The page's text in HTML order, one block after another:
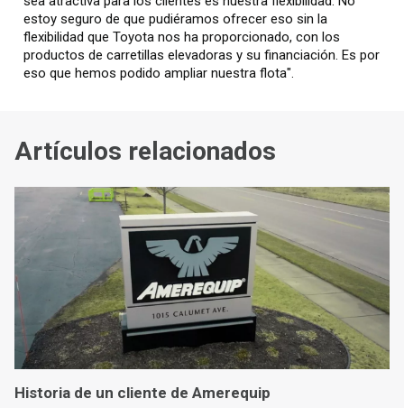
estoy seguro de que pudiéramos ofrecer eso sin la
flexibilidad que Toyota nos ha proporcionado, con los
productos de carretillas elevadoras y su financiación. Es por
eso que hemos podido ampliar nuestra flota".
Artículos relacionados
Historia de un cliente de Amerequip